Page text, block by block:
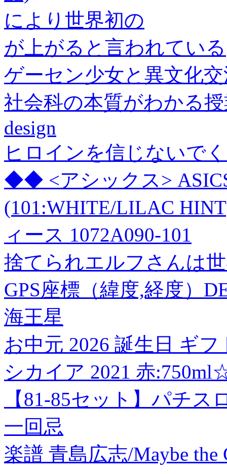
により世界初の
が上がると言われている
ゲーセン少女と異文化
社会科の本質がわかる
design
ヒロインを信じないで
◆◆ <アシックス>
(101:WHITE/LILAC
ィース 1072A090-101
捨てられエルフさんは
GPS座標（緯度,経度）
海王星
お中元 2026 誕生日 ギ
シカイア 2021 赤
【81-85セット】パチス
一回忌
楽譜 青島広志/Maybe the